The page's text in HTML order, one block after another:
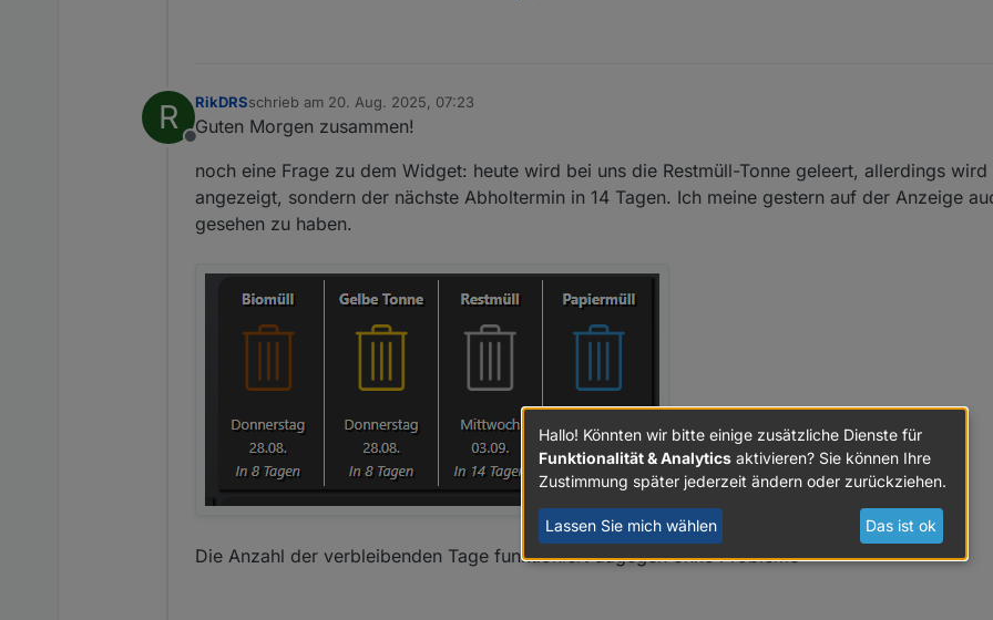
R
Offline
RikDRSschrieb am 20. Aug. 2025, 07:23
zuletzt editiert von
Guten Morgen zusammen!
noch eine Frage zu dem Widget: heute wird bei uns die Restmüll-Tonne geleert, allerdings wird
angezeigt, sondern der nächste Abholtermin in 14 Tagen. Ich meine gestern auf der Anzeige
gesehen zu haben.
Die Anzahl der verbleibenden Tage funktioniert dagegen ohne Probleme
Hallo! Könnten wir bitte einige zusätzliche Dienste für
Funktionalität & Analytics aktivieren? Sie können Ihre
Zustimmung später jederzeit ändern oder zurückziehen.
Lassen Sie mich wählen Das ist ok